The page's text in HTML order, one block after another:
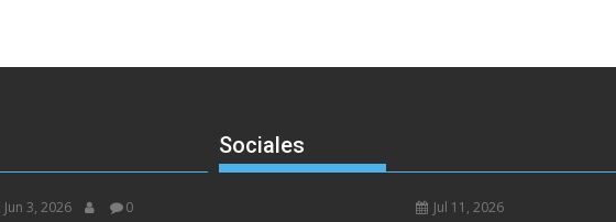
Jun 3, 2026 0
Sociales
Jul 11, 2026